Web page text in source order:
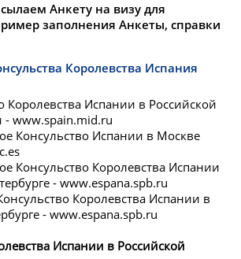
Анкету на визу для
заполнения Анкеты, справки
Королевства Испания
Королевства Испании в Российской
- www.spain.mid.ru
Консульство Испании в Москве
Консульство Королевства Испании
- www.espana.spb.ru
Королевства Испании в
- www.espana.spb.ru
Испании в Российской